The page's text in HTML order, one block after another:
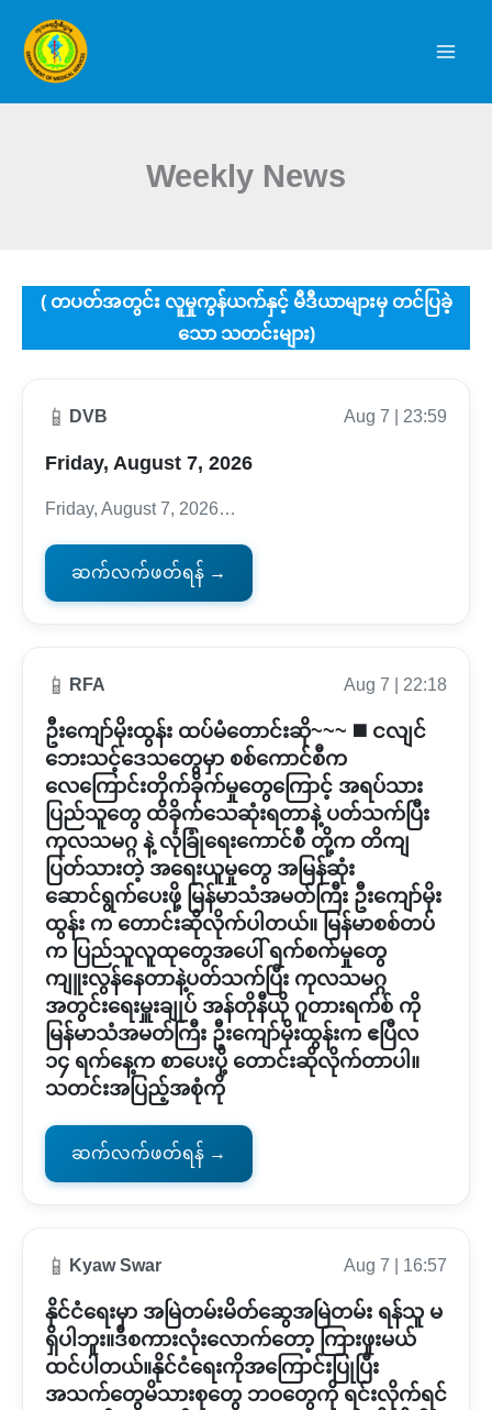
content
Weekly News
( တပတ်အတွင်း လူမှုကွန်ယက်နှင့် မီဒီယာများမှ တင်ပြခဲ့
သော သတင်းများ)
📱 DVB Aug 7 | 23:59
Friday, August 7, 2026
Friday, August 7, 2026…
ဆက်လက်ဖတ်ရန် →
📱 RFA Aug 7 | 22:18
ဦးကျော်မိုးထွန်း ထပ်မံတောင်းဆို~~~ ◼️ ငလျင်
ဘေးသင့်ဒေသတွေမှာ စစ်ကောင်စီက
လေကြောင်းတိုက်ခိုက်မှုတွေကြောင့် အရပ်သား
ပြည်သူတွေ ထိခိုက်သေဆုံးရတာနဲ့ ပတ်သက်ပြီး
ကုလသမဂ္ဂ နဲ့ လုံခြုံရေးကောင်စီ တို့က တိကျ
ပြတ်သားတဲ့ အရေးယူမှုတွေ အမြန်ဆုံး
ဆောင်ရွက်ပေးဖို့ မြန်မာသံအမတ်ကြီး ဦးကျော်မိုး
ထွန်း က တောင်းဆိုလိုက်ပါတယ်။ မြန်မာစစ်တပ်
က ပြည်သူလူထုတွေအပေါ် ရက်စက်မှုတွေ
ကျူးလွန်နေတာနဲ့ပတ်သက်ပြီး ကုလသမဂ္ဂ
အတွင်းရေးမှူးချုပ် အန်တိုနီယို ဂူတားရက်စ် ကို
မြန်မာသံအမတ်ကြီး ဦးကျော်မိုးထွန်းက ဧပြီလ
၁၄ ရက်နေ့က စာပေးပို့ တောင်းဆိုလိုက်တာပါ။
သတင်းအပြည့်အစုံကို
ဆက်လက်ဖတ်ရန် →
📱 Kyaw Swar Aug 7 | 16:57
နိုင်ငံရေးမှာ အမြဲတမ်းမိတ်ဆွေအမြဲတမ်း ရန်သူ မ
ရှိပါဘူး။ဒီစကားလုံးလောက်တော့ ကြားဖူးမယ်
ထင်ပါတယ်။နိုင်ငံရေးကိုအကြောင်းပြုပြီး
အသက်တွေမိသားစုတွေ ဘဝတွေကို ရင်းလိုက်ရင်